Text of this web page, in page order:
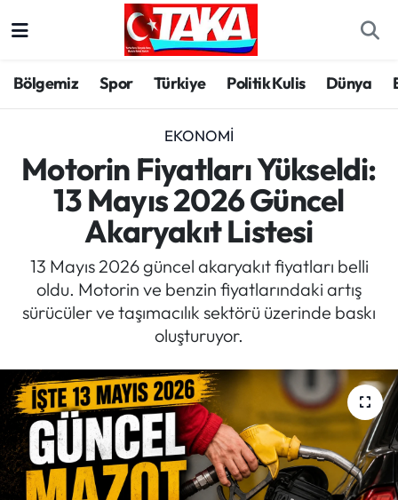
Bölgemiz Spor Türkiye Politik Kulis Dünya
EKONOMI
Motorin Fiyatları Yükseldi:
13 Mayıs 2026 Güncel
Akaryakıt Listesi
13 Mayıs 2026 güncel akaryakıt fiyatları belli
oldu. Motorin ve benzin fiyatlarındaki artış
sürücüler ve taşımacılık sektörü üzerinde baskı
oluşturuyor.
Spor
Türkiye
Kültür/Sanat
Politika
Politik Kulis
Magazin
Mektup Galeri
Röportaj
Trabzon Hava Durumu
Trabzon Trafik Yoğunluk Haritası
Süper Lig Puan Durumu ve Fikstür
Tüm Manşetler
Son Dakika Haberleri